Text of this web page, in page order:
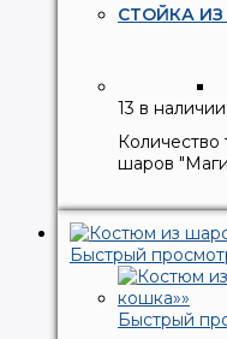
СТОЙКА
13 в наличии
Количество
шаров
Быстрый
Быстрый